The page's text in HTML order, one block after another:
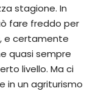
stagione. In
fare freddo per
e certamente
quasi sempre
livello. Ma ci
in un agriturismo